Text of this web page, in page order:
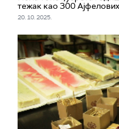
тежак као 300
20. 10. 2025.